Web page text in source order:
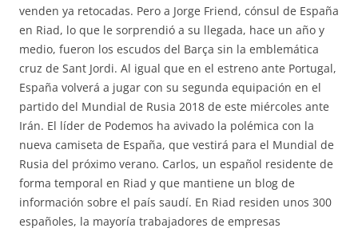
venden ya retocadas. Pero a Jorge Friend, cónsul de España
en Riad, lo que le sorprendió a su llegada, hace un año y
medio, fueron los escudos del Barça sin la emblemática
cruz de Sant Jordi. Al igual que en el estreno ante Portugal,
España volverá a jugar con su segunda equipación en el
partido del Mundial de Rusia 2018 de este miércoles ante
Irán. El líder de Podemos ha avivado la polémica con la
nueva camiseta de España, que vestirá para el Mundial de
Rusia del próximo verano. Carlos, un español residente de
forma temporal en Riad y que mantiene un blog de
información sobre el país saudí. En Riad residen unos 300
españoles, la mayoría trabajadores de empresas